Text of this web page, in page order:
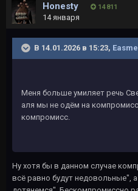
Honesty 14 811
14 января
В 14.01.2026 в 15:23,
Меня больше умиляет речь
аля мы не одëм на
компромисс.
Ну хотя бы в данном случае
всё равно будут недовольные",